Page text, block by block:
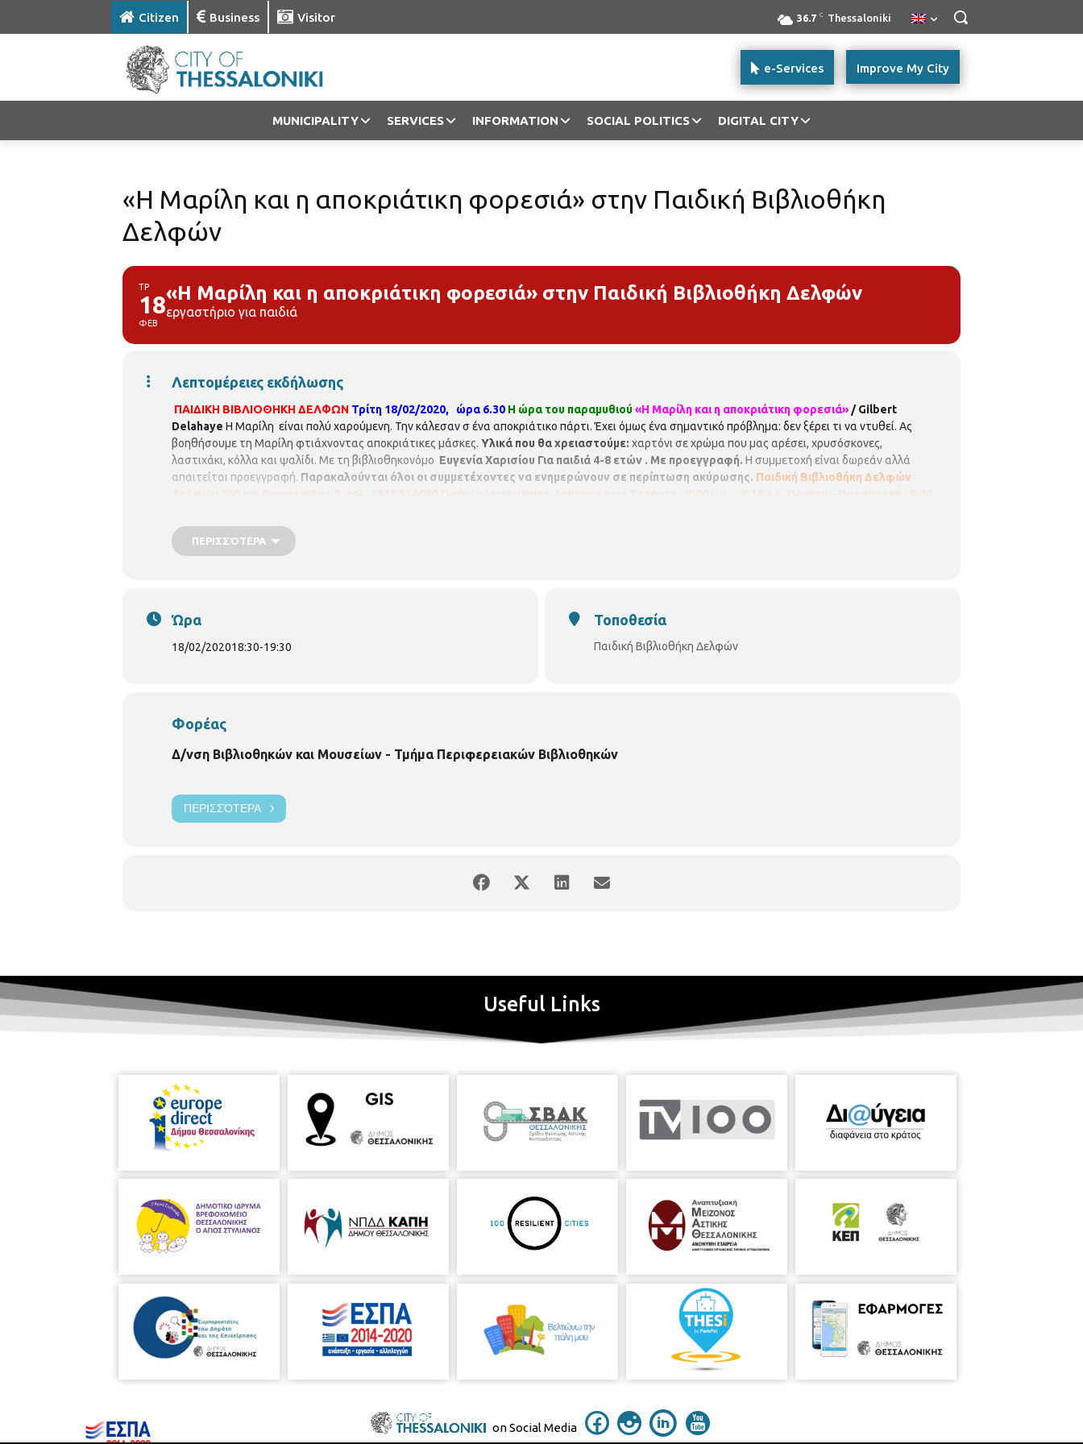
Citizen Business Visitor 36.7 C Thessaloniki
Improve My City
e-Services
MUNICIPALITY SERVICES INFORMATION SOCIAL POLITICS DIGITAL CITY
«Η Μαρίλη και η αποκριάτικη φορεσιά» στην Παιδική Βιβλιοθήκη
Δελφών
ΤΡ
18
ΦΕΒ
«Η Μαρίλη και η αποκριάτικη φορεσιά» στην Παιδική Βιβλιοθήκη Δελφών
εργαστήριο για παιδιά
Λεπτομέρειες εκδήλωσης
ΠΑΙΔΙΚΗ ΒΙΒΛΙΟΘΗΚΗ ΔΕΛΦΩΝ Τρίτη 18/02/2020, ώρα 6.30 Η ώρα του παραμυθιού«Η Μαρίλη και η αποκριάτικη φορεσιά» /Gilbert
Delahaye Η Μαρίλη είναι πολύ χαρούμενη. Την κάλεσαν σ ένα αποκριάτικο πάρτι. Έχει όμως ένα σημαντικό πρόβλημα: δεν ξέρει τι να ντυθεί. Ας
βοηθήσουμε τη Μαρίλη φτιάχνοντας αποκριάτικες μάσκες. Υλικά που θα χρειαστούμε: χαρτόνι σε χρώμα που μας αρέσει, χρυσόσκονες,
λαστιχάκι, κόλλα και ψαλίδι. Με τη βιβλιοθηκονόμο Ευγενία Χαρισίου Για παιδιά 4-8 ετών . Με προεγγραφή. Η συμμετοχή είναι δωρεάν αλλά
απαιτείται προεγγραφή. Παρακαλούνται όλοι οι συμμετέχοντες να ενημερώνουν σε περίπτωση ακύρωσης. Παιδική Βιβλιοθήκη Δελφών
Δελφών 208 και Ορεστιάδος 3, τηλ. 2310 324090
Ωράριο λειτουργίας Δευτέρα έως Tετάρτη : 2:00 μ.μ. – 8:30 μ.μ.
Πέμπτη – Παρασκευή : 8.00
ΠΕΡΙΣΣΌΤΕΡΑ
Ώρα
18/02/202018:30-19:30
Τοποθεσία
Παιδική Βιβλιοθήκη Δελφών
Φορέας
Δ/νση Βιβλιοθηκών και Μουσείων - Τμήμα Περιφερειακών Βιβλιοθηκών
ΠΕΡΙΣΣΌΤΕΡΑ
Useful Links
on Social Media